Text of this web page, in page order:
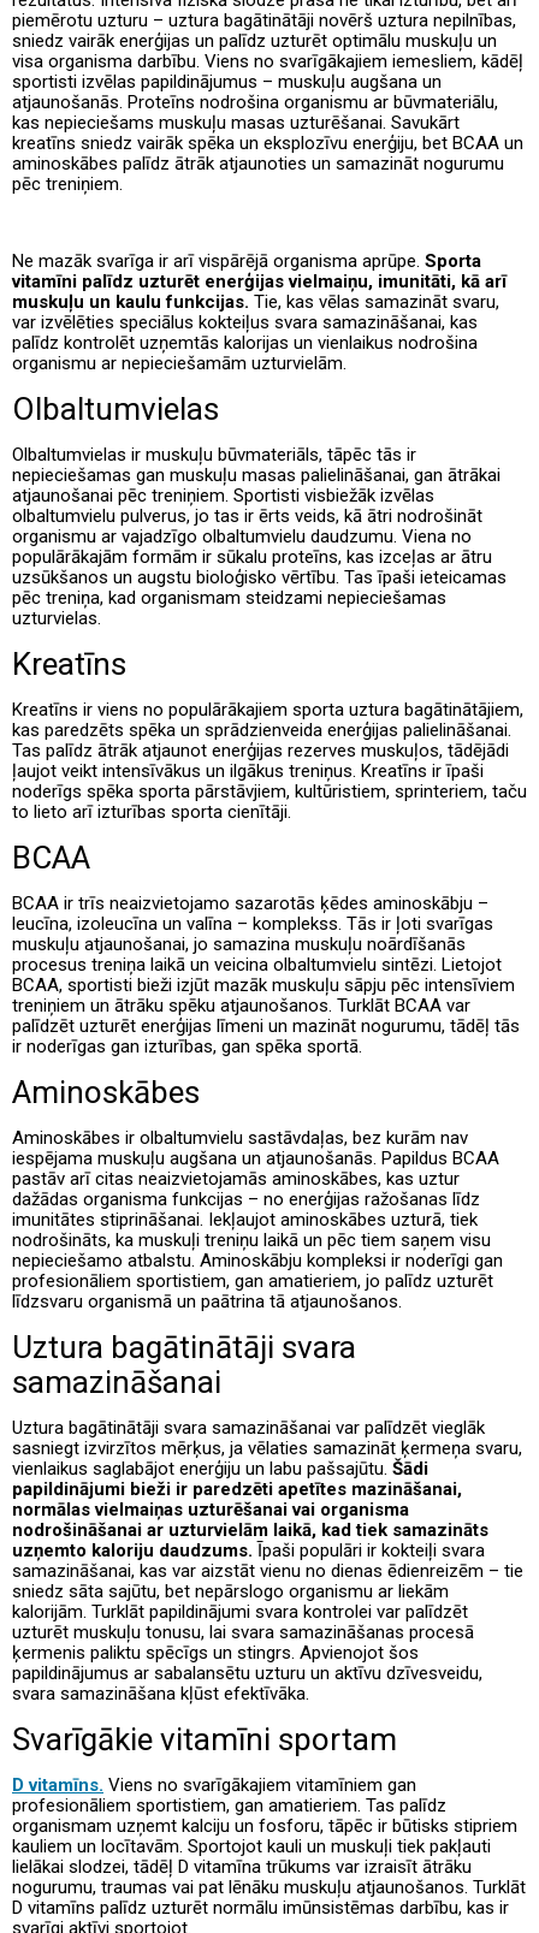
piemērotu uzturu – uztura bagātinātāji novērš uztura nepilnības,
sniedz vairāk enerģijas un palīdz uzturēt optimālu muskuļu un
visa organisma darbību. Viens no svarīgākajiem iemesliem, kādēļ
sportisti izvēlas papildinājumus – muskuļu augšana un
atjaunošanās. Proteīns nodrošina organismu ar būvmateriālu,
kas nepieciešams muskuļu masas uzturēšanai. Savukārt
kreatīns sniedz vairāk spēka un eksplozīvu enerģiju, bet BCAA un
aminoskābes palīdz ātrāk atjaunoties un samazināt nogurumu
pēc treniņiem.
Ne mazāk svarīga ir arī vispārējā organisma aprūpe. Sporta
vitamīni palīdz uzturēt enerģijas vielmaiņu, imunitāti, kā arī
muskuļu un kaulu funkcijas. Tie, kas vēlas samazināt svaru,
var izvēlēties speciālus kokteiļus svara samazināšanai, kas
palīdz kontrolēt uzņemtās kalorijas un vienlaikus nodrošina
organismu ar nepieciešamām uzturvielām.
Olbaltumvielas
Olbaltumvielas ir muskuļu būvmateriāls, tāpēc tās ir
nepieciešamas gan muskuļu masas palielināšanai, gan ātrākai
atjaunošanai pēc treniņiem. Sportisti visbiežāk izvēlas
olbaltumvielu pulverus, jo tas ir ērts veids, kā ātri nodrošināt
organismu ar vajadzīgo olbaltumvielu daudzumu. Viena no
populārākajām formām ir sūkalu proteīns, kas izceļas ar ātru
uzsūkšanos un augstu bioloģisko vērtību. Tas īpaši ieteicamas
pēc treniņa, kad organismam steidzami nepieciešamas
uzturvielas.
Kreatīns
Kreatīns ir viens no populārākajiem sporta uztura bagātinātājiem,
kas paredzēts spēka un sprādzienveida enerģijas palielināšanai.
Tas palīdz ātrāk atjaunot enerģijas rezerves muskuļos, tādējādi
ļaujot veikt intensīvākus un ilgākus treniņus. Kreatīns ir īpaši
noderīgs spēka sporta pārstāvjiem, kultūristiem, sprinteriem, taču
to lieto arī izturības sporta cienītāji.
BCAA
BCAA ir trīs neaizvietojamo sazarotās ķēdes aminoskābju –
leucīna, izoleucīna un valīna – komplekss. Tās ir ļoti svarīgas
muskuļu atjaunošanai, jo samazina muskuļu noārdīšanās
procesus treniņa laikā un veicina olbaltumvielu sintēzi. Lietojot
BCAA, sportisti bieži izjūt mazāk muskuļu sāpju pēc intensīviem
treniņiem un ātrāku spēku atjaunošanos. Turklāt BCAA var
palīdzēt uzturēt enerģijas līmeni un mazināt nogurumu, tādēļ tās
ir noderīgas gan izturības, gan spēka sportā.
Aminoskābes
Aminoskābes ir olbaltumvielu sastāvdaļas, bez kurām nav
iespējama muskuļu augšana un atjaunošanās. Papildus BCAA
pastāv arī citas neaizvietojamās aminoskābes, kas uztur
dažādas organisma funkcijas – no enerģijas ražošanas līdz
imunitātes stiprināšanai. Iekļaujot aminoskābes uzturā, tiek
nodrošināts, ka muskuļi treniņu laikā un pēc tiem saņem visu
nepieciešamo atbalstu. Aminoskābju kompleksi ir noderīgi gan
profesionāliem sportistiem, gan amatieriem, jo palīdz uzturēt
līdzsvaru organismā un paātrina tā atjaunošanos.
Uztura bagātinātāji svara
samazināšanai
Uztura bagātinātāji svara samazināšanai var palīdzēt vieglāk
sasniegt izvirzītos mērķus, ja vēlaties samazināt ķermeņa svaru,
vienlaikus saglabājot enerģiju un labu pašsajūtu. Šādi
papildinājumi bieži ir paredzēti apetītes mazināšanai,
normālas vielmaiņas uzturēšanai vai organisma
nodrošināšanai ar uzturvielām laikā, kad tiek samazināts
uzņemto kaloriju daudzums. Īpaši populāri ir kokteiļi svara
samazināšanai, kas var aizstāt vienu no dienas ēdienreizēm – tie
sniedz sāta sajūtu, bet nepārslogo organismu ar liekām
kalorijām. Turklāt papildinājumi svara kontrolei var palīdzēt
uzturēt muskuļu tonusu, lai svara samazināšanas procesā
ķermenis paliktu spēcīgs un stingrs. Apvienojot šos
papildinājumus ar sabalansētu uzturu un aktīvu dzīvesveidu,
svara samazināšana kļūst efektīvāka.
Svarīgākie vitamīni sportam
D vitamīns. Viens no svarīgākajiem vitamīniem gan
profesionāliem sportistiem, gan amatieriem. Tas palīdz
organismam uzņemt kalciju un fosforu, tāpēc ir būtisks stipriem
kauliem un locītavām. Sportojot kauli un muskuļi tiek pakļauti
lielākai slodzei, tādēļ D vitamīna trūkums var izraisīt ātrāku
nogurumu, traumas vai pat lēnāku muskuļu atjaunošanos. Turklāt
D vitamīns palīdz uzturēt normālu imūnsistēmas darbību, kas ir
svarīgi aktīvi sportojot.